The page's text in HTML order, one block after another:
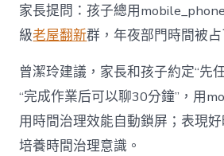
家長提問：孩子總用
級老屋翻新群，年夜部門時間被
曾潔玲建議，家長和孩子約定“先
“完成作業后可以聊30分鐘”，用
用時間治理效能自動鎖屏；表現好
培養時間治理意識。